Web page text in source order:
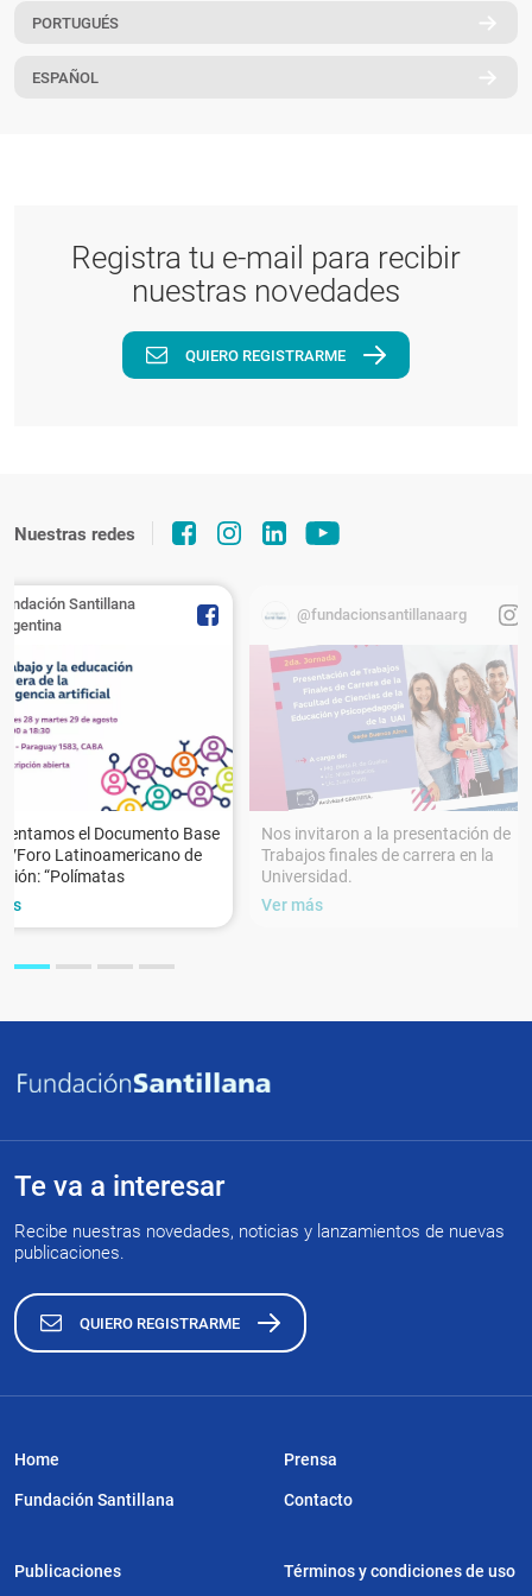
PT
PORTUGUÉS
ESPAÑOL
Registra tu e-mail para recibir
nuestras novedades
QUIERO REGISTRARME
Nuestras redes
Santillana
el Documento Base
Latinoamericano de
“Polímatas
@fundacionsantillanaarg
Nos invitaron a la presentación de
Trabajos finales de carrera en la
Universidad.
Ver más
Te va a interesar
Recibe nuestras novedades, noticias y lanzamientos de nuevas
publicaciones.
QUIERO REGISTRARME
Home
Fundación Santillana
Publicaciones
Prensa
Contacto
Términos y condiciones de uso